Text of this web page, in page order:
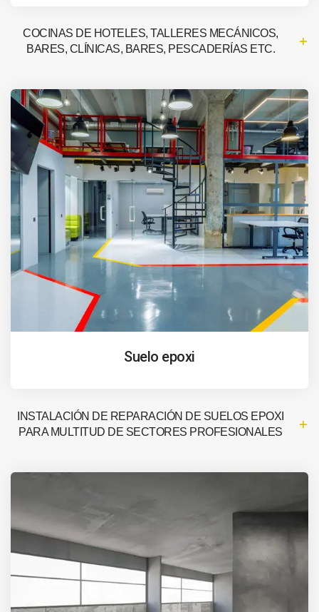
COCINAS DE HOTELES, TALLERES MECÁNICOS,
BARES, CLÍNICAS, BARES, PESCADERÍAS ETC.
Suelo epoxi
INSTALACIÓN DE REPARACIÓN DE SUELOS EPOXI
PARA MULTITUD DE SECTORES PROFESIONALES